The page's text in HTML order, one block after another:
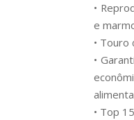
•
e
• Touro
•
• Top